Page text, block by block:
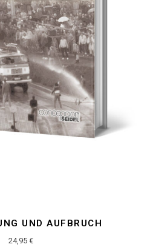
UND AUFBRUCH
24,95 €